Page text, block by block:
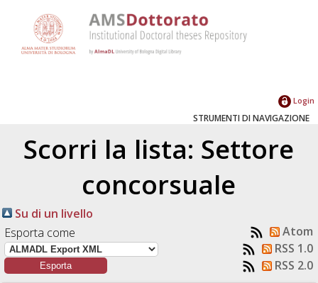
Login
STRUMENTI DI NAVIGAZIONE
Scorri la lista: Settore
concorsuale
Su di un livello
Esporta come
Atom
RSS 1.0
RSS 2.0